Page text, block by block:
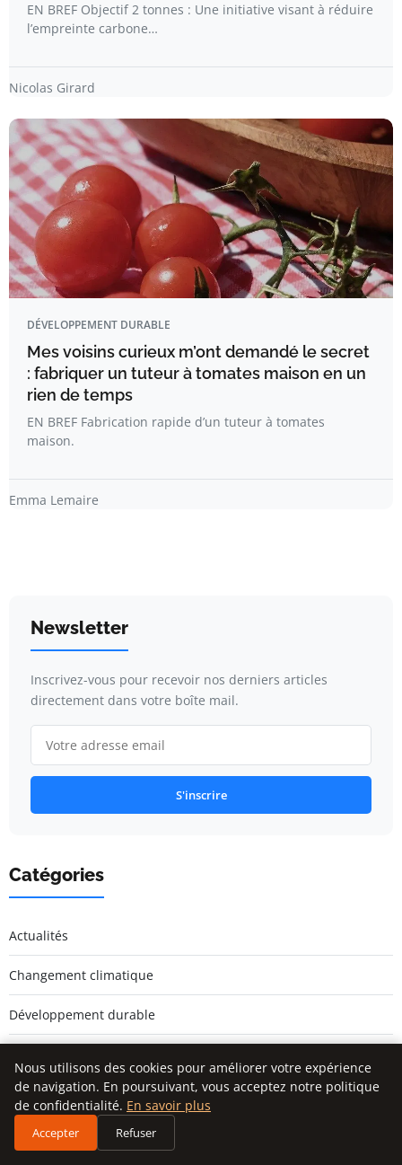
EN BREF Objectif 2 tonnes : Une initiative visant à réduire
l’empreinte carbone…
Nicolas Girard
DÉVELOPPEMENT DURABLE
Mes voisins curieux m’ont demandé le secret
: fabriquer un tuteur à tomates maison en un
rien de temps
EN BREF Fabrication rapide d’un tuteur à tomates
maison.
Emma Lemaire
Newsletter
Inscrivez-vous pour recevoir nos derniers articles
directement dans votre boîte mail.
S'inscrire
Catégories
Actualités
Changement climatique
Développement durable
Écologie urbaine
Énergie renouvelable
Nous utilisons des cookies pour améliorer votre expérience
de navigation. En poursuivant, vous acceptez notre politique
de confidentialité. En savoir plus
Accepter Refuser